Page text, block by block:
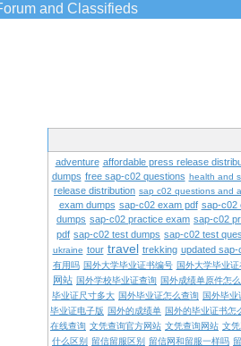
and Classifieds
adventure affordable press release
dumps free sap-c02 questions health and
release distribution sap c02 questions and
exam dumps sap-c02 exam pdf sap-c02
dumps sap-c02 practice exam sap-c02
pdf sap-c02 test dumps sap-c02 test
ukraine tour travel trekking updated sap-
有用吗 国外大学毕业证书编号 国外大学毕业
网站 国外学校毕业证查询 国外成绩单原件怎
毕业证尺寸多大 国外毕业证怎么查询 国外毕业
毕业证电子版 国外的成绩单 国外的毕业证书怎
在线查询 文凭查询官方网站 文凭查询网站 文
什么区别 留信留服区别 留信网和留服一样吗